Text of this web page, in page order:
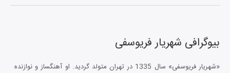
بیوگرافی شهریار فریوسفی
«شهریار فریوسفی» سال 1335 در تهران متولد گردید. او آهنگساز و نوازنده